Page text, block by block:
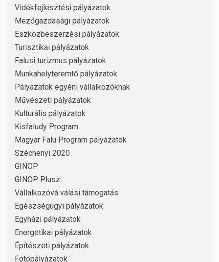
Vidékfejlesztési pályázatok
Mezőgazdasági pályázatok
Eszközbeszerzési pályázatok
Turisztikai pályázatok
Falusi turizmus pályázatok
Munkahelyteremtő pályázatok
Pályázatok egyéni vállalkozóknak
Művészeti pályázatok
Kulturális pályázatok
Kisfaludy Program
Magyar Falu Program pályázatok
Széchenyi 2020
GINOP
GINOP Plusz
Vállalkozóvá válási támogatás
Egészségügyi pályázatok
Egyházi pályázatok
Energetikai pályázatok
Építészeti pályázatok
Fotópályázatok